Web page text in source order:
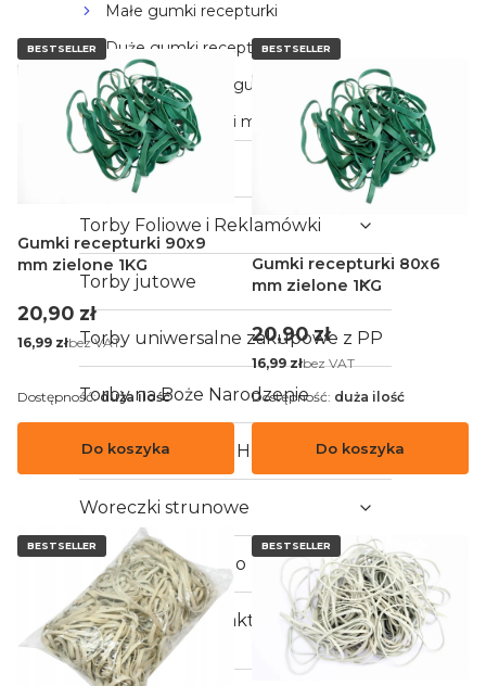
Małe gumki recepturki
Duże gumki recepturki
Grube (szerokie) gumki recepturki
Gumki recepturki mocne
Torby Papierowe
Torby Foliowe i Reklamówki
Torby jutowe
Torby uniwersalne zakupowe z PP
Torby na Boże Narodzenie
Woreczki Foliowe HDPE
Woreczki strunowe
Rolki Termiczne do Kas i Terminali
Artykuły do kontaktu z
żywnością
BESTSELLER
Gumki recepturki 90x9
mm zielone 1KG
Cena
20,90 zł
Cena
16,99 złbez VAT
Do koszyka
Dostępność:duża ilość
BESTSELLER
Gumki recepturki 80x6
mm zielone 1KG
Cena
20,90 zł
Cena
16,99 złbez VAT
Do koszyka
Dostępność: duża ilość
BESTSELLER BESTSELLER